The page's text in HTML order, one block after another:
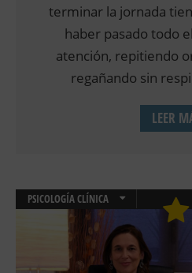
terminar la jornada
haber pasado todo
atención, repitiendo
regañando sin
LEER
PSICOLOGÍA CLÍNICA